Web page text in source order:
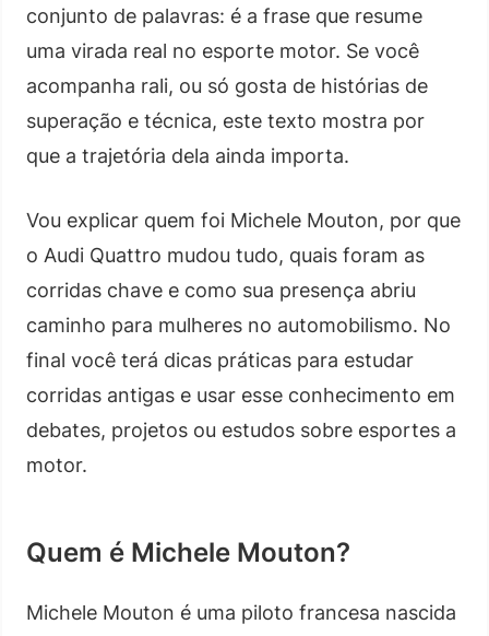
conjunto de palavras: é a frase que resume
uma virada real no esporte motor. Se você
acompanha rali, ou só gosta de histórias de
superação e técnica, este texto mostra por
que a trajetória dela ainda importa.
Vou explicar quem foi Michele Mouton, por que
o Audi Quattro mudou tudo, quais foram as
corridas chave e como sua presença abriu
caminho para mulheres no automobilismo. No
final você terá dicas práticas para estudar
corridas antigas e usar esse conhecimento em
debates, projetos ou estudos sobre esportes a
motor.
Quem é Michele Mouton?
Michele Mouton é uma piloto francesa nascida